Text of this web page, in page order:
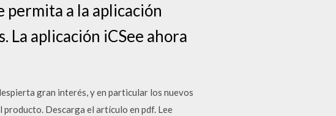
permita a la aplicación
La aplicación iCSee ahora
gran interés, y en particular los nuevos
Descarga el artículo en pdf. ‎Lee